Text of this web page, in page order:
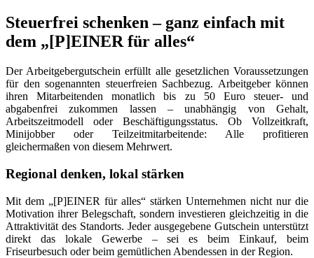
Steuerfrei schenken – ganz einfach mit
dem „[P]EINER für alles“
Der Arbeitgebergutschein erfüllt alle gesetzlichen Voraussetzungen
für den sogenannten steuerfreien Sachbezug. Arbeitgeber können
ihren Mitarbeitenden monatlich bis zu 50 Euro steuer- und
abgabenfrei zukommen lassen – unabhängig von Gehalt,
Arbeitszeitmodell oder Beschäftigungsstatus. Ob Vollzeitkraft,
Minijobber oder Teilzeitmitarbeitende: Alle profitieren
gleichermaßen von diesem Mehrwert.
Regional denken, lokal stärken
Mit dem „[P]EINER für alles“ stärken Unternehmen nicht nur die
Motivation ihrer Belegschaft, sondern investieren gleichzeitig in die
Attraktivität des Standorts. Jeder ausgegebene Gutschein unterstützt
direkt das lokale Gewerbe – sei es beim Einkauf, beim
Friseurbesuch oder beim gemütlichen Abendessen in der Region.